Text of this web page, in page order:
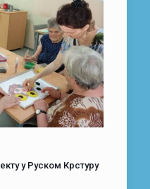
у Руском Крстуру